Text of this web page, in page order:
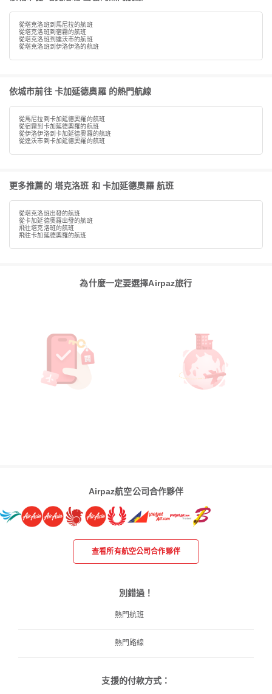
從塔克洛班到馬尼拉的航班
從塔克洛班到宿霧的航班
從塔克洛班到達沃市的航班
從塔克洛班到伊洛伊洛的航班
依城市前往 卡加延德奧羅 的熱門航線
從馬尼拉到卡加延德奧羅的航班
從宿霧到卡加延德奧羅的航班
從伊洛伊洛到卡加延德奧羅的航班
從達沃市到卡加延德奧羅的航班
更多推薦的 塔克洛班 和 卡加延德奧羅 航班
從塔克洛班出發的航班
從卡加延德奧羅出發的航班
飛往塔克洛班的航班
飛往卡加延德奧羅的航班
為什麼一定要選擇Airpaz旅行
Airpaz航空公司合作夥伴
查看所有航空公司合作夥伴
別錯過！
熱門航班
熱門路線
支援的付款方式：